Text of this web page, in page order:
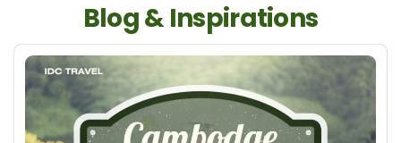
Blog & Inspirations